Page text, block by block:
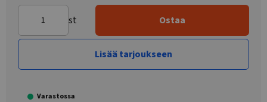
st Ostaa
Lisää tarjoukseen
Varastossa